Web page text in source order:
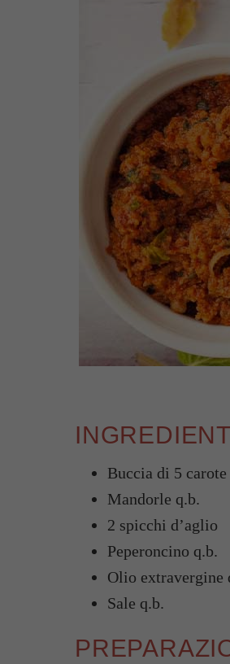
Buccia di 5 carote
Mandorle q.b.
2 spicchi d’aglio
Peperoncino q.b.
Olio extravergine
Sale q.b.